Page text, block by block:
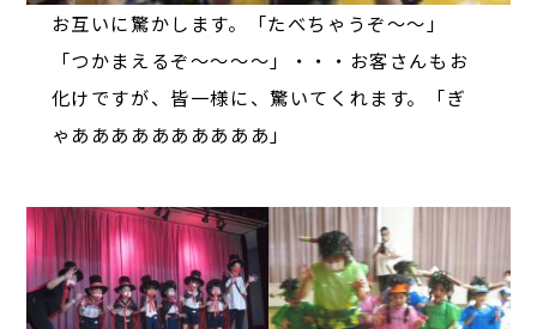
お互いに驚かします。「たべちゃうぞ～～」
「つかまえるぞ～～～～」・・・お客さんもお
化けですが、皆一様に、驚いてくれます。「ぎ
ゃああああああああああ」